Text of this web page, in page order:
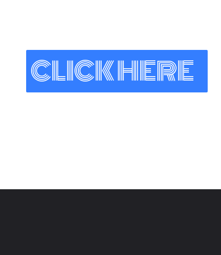
CLICK HERE